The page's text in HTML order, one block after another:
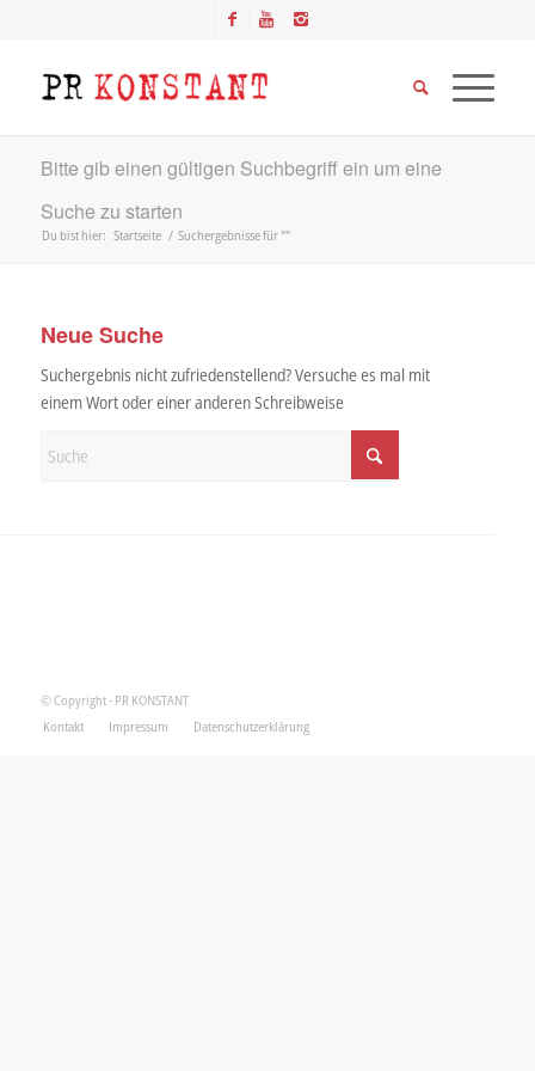
Bitte gib einen gültigen Suchbegriff ein um eine
Suche zu starten
Du bist hier: Startseite / Suchergebnisse für ""
Neue Suche
Suchergebnis nicht zufriedenstellend? Versuche es mal mit
einem Wort oder einer anderen Schreibweise
© Copyright - PR KONSTANT
Kontakt
Impressum Datenschutzerklärung